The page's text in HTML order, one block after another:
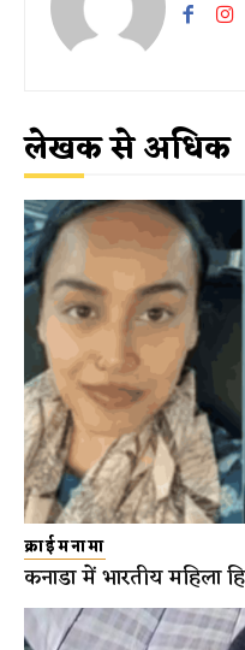
लेखक से अधिक
क्राईमनामा
कनाडा में भारतीय महिला